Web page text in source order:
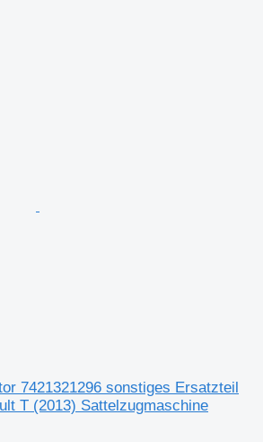
7421321296 sonstiges Ersatzteil
T (2013) Sattelzugmaschine